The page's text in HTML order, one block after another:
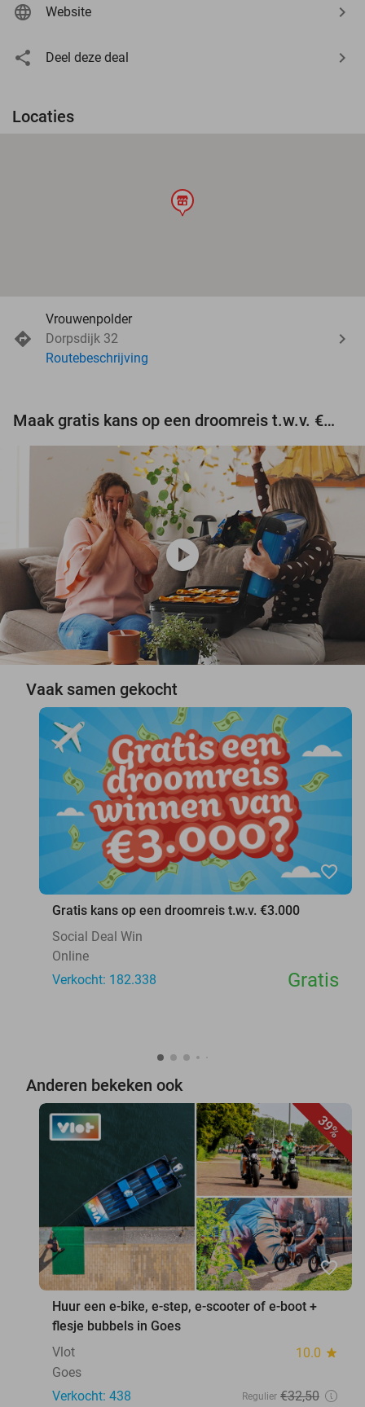
Website
Deel deze deal
Locaties
store
Vrouwenpolder
Dorpsdijk 32
Routebeschrijving
Maak gratis kans op een droomreis t.w.v. €3.000!
play_circle
Vaak samen gekocht
favorite_border
Gratis kans op een droomreis t.w.v. €3.000
Social Deal Win
Online
Verkocht: 182.338
Gratis
Anderen bekeken ook
39%
favorite_border
Huur een e-bike, e-step, e-scooter of e-boot +
flesje bubbels in Goes
Vlot
10.0 star
Goes
Verkocht: 438
Regulier €32,50